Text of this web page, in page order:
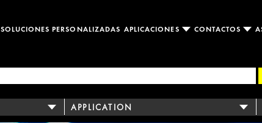
SOLUCIONES PERSONALIZADAS APLICACIONES CONTACTOS
APPLICATION